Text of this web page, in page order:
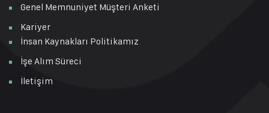
Genel Memnuniyet Müşteri Anketi
Kariyer
İnsan Kaynakları Politikamız
İşe Alım Süreci
İletişim